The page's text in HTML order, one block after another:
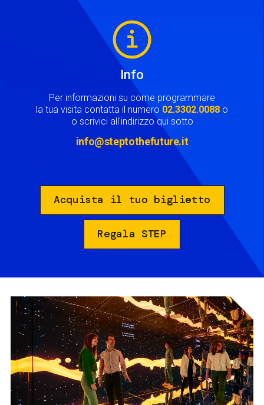
Info
Per informazioni su come programmare
la tua visita contatta il numero 02.3302.0088 o
o scrivici all'indirizzo qui sotto
info@steptothefuture.it
Acquista il tuo biglietto
Regala STEP